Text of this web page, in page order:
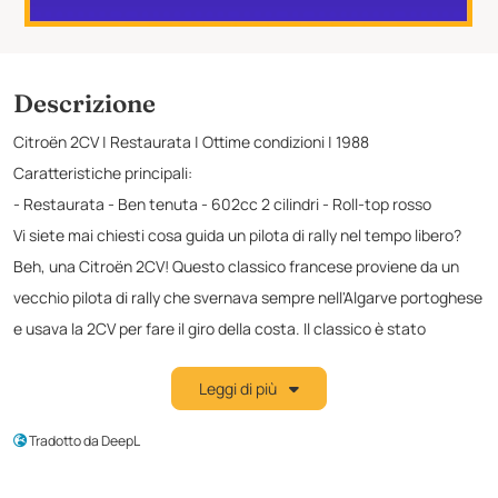
Descrizione
Citroën 2CV | Restaurata | Ottime condizioni | 1988
Caratteristiche principali:
- Restaurata - Ben tenuta - 602cc 2 cilindri - Roll-top rosso
Vi siete mai chiesti cosa guida un pilota di rally nel tempo libero?
Beh, una Citroën 2CV! Questo classico francese proviene da un
vecchio pilota di rally che svernava sempre nell'Algarve portoghese
e usava la 2CV per fare il giro della costa. Il classico è stato
punto di vista tecnico e ottico, la Citroën 2CV è in ottime
un'esperienza di guida indimenticabile.
Leggi di più
Tradotto da DeepL